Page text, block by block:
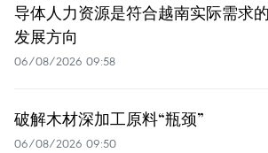
导体人力资源是符合越南实际需求的
发展方向
06/08/2026 09:58
破解木材深加工原料“瓶颈”
06/08/2026 09:50